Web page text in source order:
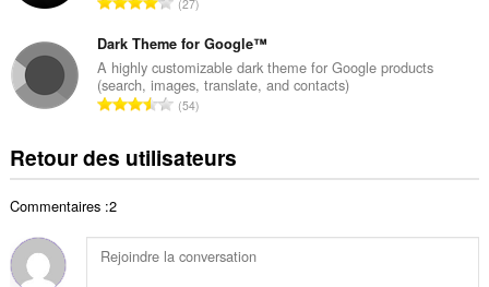
e
s
:
d
e
n
o
e
s
e
o
t
a
e
n
e
m
b
r
e
o
t
d
e
27
Dark Theme for Google™
A highly customizable dark theme for Google products
(search, images, translate, and contacts)
N
b
t
o
54
Retour des utilisateurs
Commentaires :2